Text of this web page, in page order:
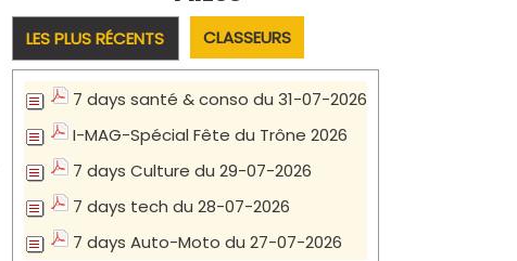
LES PLUS RÉCENTS CLASSEURS
7 days santé & conso du 31-07-2026
I-MAG-Spécial Fête du Trône 2026
7 days Culture du 29-07-2026
7 days tech du 28-07-2026
7 days Auto-Moto du 27-07-2026